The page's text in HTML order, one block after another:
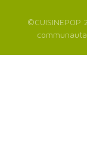
©CUISINEPOP